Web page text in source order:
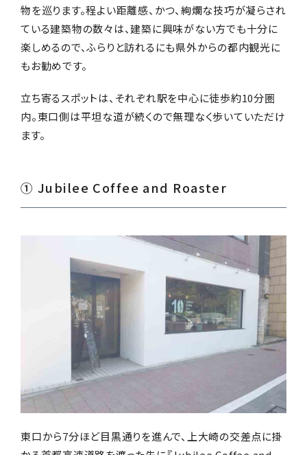
物を巡ります。程よい距離感、かつ、絢爛な技巧が凝らされ
ている建築物の数々は、建築に興味がない方でも十分に
楽しめるので、ふらりと訪れるにも県外からの都内観光に
もお勧めです。
立ち寄るスポットは、それぞれ駅を中心に徒歩約10分圏
内。東口側は平坦な道が続くので無理なく歩いていただけ
ます。
① Jubilee Coffee and Roaster
東口から7分ほど目黒通りを進んで、上大崎の交差点に掛